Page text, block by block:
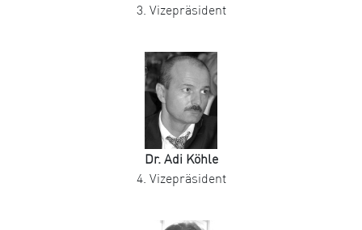
3. Vizepräsident
Dr. Adi Köhle
4. Vizepräsident